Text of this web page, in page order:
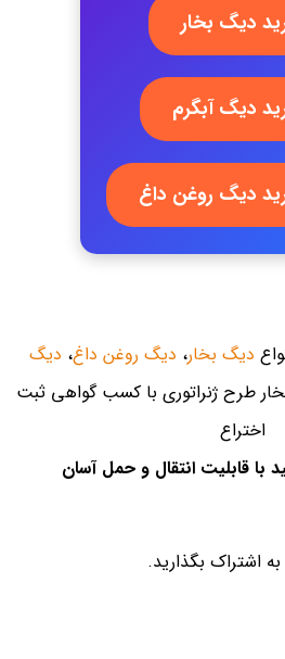
دیگ بخار
دیگ آبگرم
دیگ روغن داغ
دیگ بخار، دیگ روغن داغ، دیگ
طرح ژنراتوری با کسب گواهی ثبت
اختراع
با قابلیت انتقال و حمل آسان
اشتراک بگذارید.